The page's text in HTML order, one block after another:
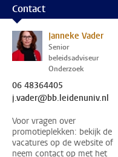
Contact
Janneke Vader
Senior
beleidsadviseur
Onderzoek
06 48364405
j.vader@bb.leidenuniv.nl
Voor vragen over
promotieplekken: bekijk de
vacatures op de website of
neem contact op met het